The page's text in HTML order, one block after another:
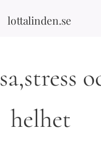
lottalinden.se
helhet